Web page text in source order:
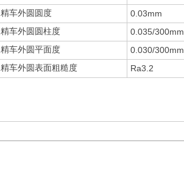
精车外圆圆度
0.03mm
精车外圆圆柱度
0.035/300mm
精车外圆平面度
0.030/300mm
精车外圆表面粗糙度
Ra3.2